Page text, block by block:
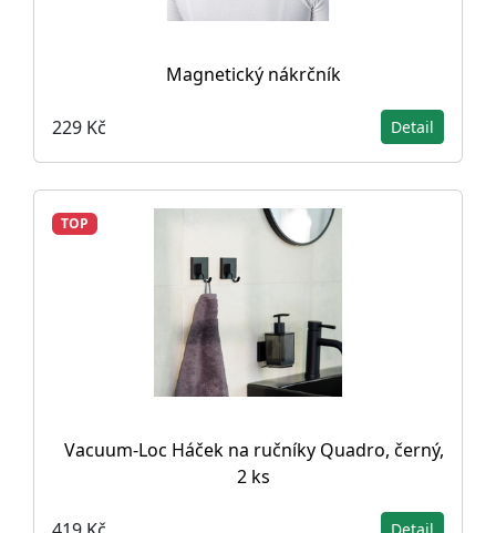
Magnetický nákrčník
229 Kč Detail
TOP
Vacuum-Loc Háček na ručníky Quadro, černý,
2 ks